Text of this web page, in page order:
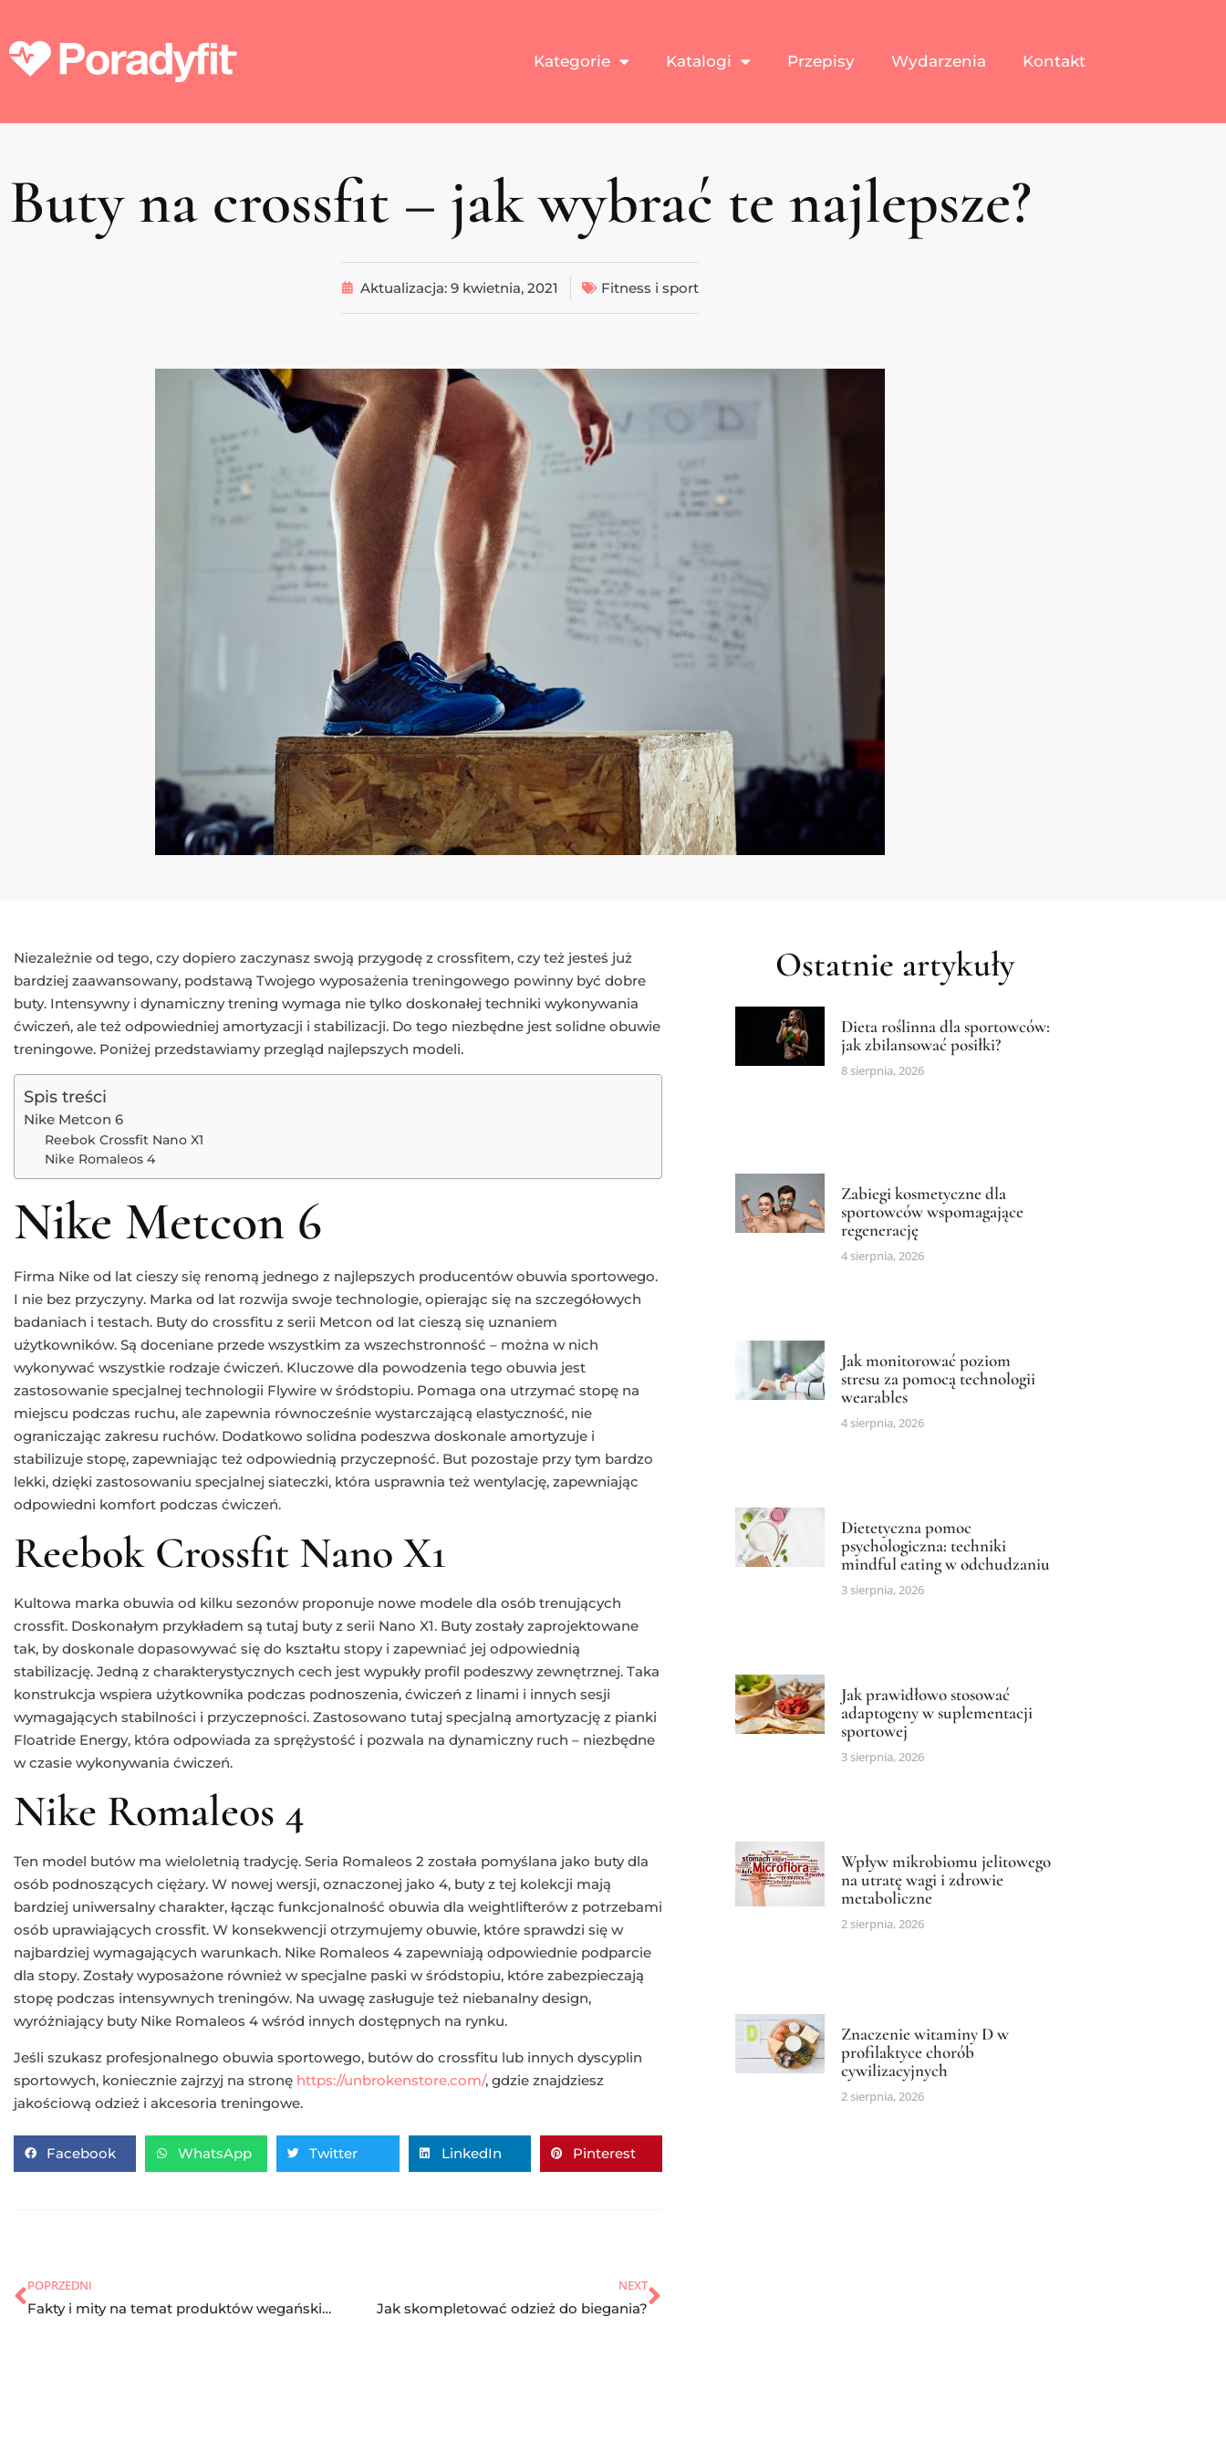
Kategorie Katalogi Przepisy Wydarzenia Kontakt
Buty na crossfit – jak wybrać te najlepsze?
Aktualizacja: 9 kwietnia, 2021 Fitness i sport
Niezależnie od tego, czy dopiero zaczynasz swoją przygodę z crossfitem, czy też jesteś już
bardziej zaawansowany, podstawą Twojego wyposażenia treningowego powinny być dobre
buty. Intensywny i dynamiczny trening wymaga nie tylko doskonałej techniki wykonywania
ćwiczeń, ale też odpowiedniej amortyzacji i stabilizacji. Do tego niezbędne jest solidne obuwie
treningowe. Poniżej przedstawiamy przegląd najlepszych modeli.
Spis treści
Nike Metcon 6
Reebok Crossfit Nano X1
Nike Romaleos 4
Nike Metcon 6
Firma Nike od lat cieszy się renomą jednego z najlepszych producentów obuwia sportowego.
I nie bez przyczyny. Marka od lat rozwija swoje technologie, opierając się na szczegółowych
badaniach i testach. Buty do crossfitu z serii Metcon od lat cieszą się uznaniem
użytkowników. Są doceniane przede wszystkim za wszechstronność – można w nich
wykonywać wszystkie rodzaje ćwiczeń. Kluczowe dla powodzenia tego obuwia jest
zastosowanie specjalnej technologii Flywire w śródstopiu. Pomaga ona utrzymać stopę na
miejscu podczas ruchu, ale zapewnia równocześnie wystarczającą elastyczność, nie
ograniczając zakresu ruchów. Dodatkowo solidna podeszwa doskonale amortyzuje i
stabilizuje stopę, zapewniając też odpowiednią przyczepność. But pozostaje przy tym bardzo
lekki, dzięki zastosowaniu specjalnej siateczki, która usprawnia też wentylację, zapewniając
odpowiedni komfort podczas ćwiczeń.
Reebok Crossfit Nano X1
Kultowa marka obuwia od kilku sezonów proponuje nowe modele dla osób trenujących
crossfit. Doskonałym przykładem są tutaj buty z serii Nano X1. Buty zostały zaprojektowane
tak, by doskonale dopasowywać się do kształtu stopy i zapewniać jej odpowiednią
stabilizację. Jedną z charakterystycznych cech jest wypukły profil podeszwy zewnętrznej. Taka
konstrukcja wspiera użytkownika podczas podnoszenia, ćwiczeń z linami i innych sesji
wymagających stabilności i przyczepności. Zastosowano tutaj specjalną amortyzację z pianki
Floatride Energy, która odpowiada za sprężystość i pozwala na dynamiczny ruch – niezbędne
w czasie wykonywania ćwiczeń.
Nike Romaleos 4
Ten model butów ma wieloletnią tradycję. Seria Romaleos 2 została pomyślana jako buty dla
osób podnoszących ciężary. W nowej wersji, oznaczonej jako 4, buty z tej kolekcji mają
bardziej uniwersalny charakter, łącząc funkcjonalność obuwia dla weightlifterów z potrzebami
osób uprawiających crossfit. W konsekwencji otrzymujemy obuwie, które sprawdzi się w
najbardziej wymagających warunkach. Nike Romaleos 4 zapewniają odpowiednie podparcie
dla stopy. Zostały wyposażone również w specjalne paski w śródstopiu, które zabezpieczają
stopę podczas intensywnych treningów. Na uwagę zasługuje też niebanalny design,
wyróżniający buty Nike Romaleos 4 wśród innych dostępnych na rynku.
Jeśli szukasz profesjonalnego obuwia sportowego, butów do crossfitu lub innych dyscyplin
sportowych, koniecznie zajrzyj na stronę https://unbrokenstore.com/, gdzie znajdziesz
jakościową odzież i akcesoria treningowe.
Facebook WhatsApp Twitter LinkedIn Pinterest
POPRZEDNI
Fakty i mity na temat produktów wegańskich
NEXT
Jak skompletować odzież do biegania?
Ostatnie artykuły
Dieta roślinna dla sportowców:
jak zbilansować posiłki?
8 sierpnia, 2026
Zabiegi kosmetyczne dla
sportowców wspomagające
regenerację
4 sierpnia, 2026
Jak monitorować poziom
stresu za pomocą technologii
wearables
4 sierpnia, 2026
Dietetyczna pomoc
psychologiczna: techniki
mindful eating w odchudzaniu
3 sierpnia, 2026
Jak prawidłowo stosować
adaptogeny w suplementacji
sportowej
3 sierpnia, 2026
Wpływ mikrobiomu jelitowego
na utratę wagi i zdrowie
metaboliczne
2 sierpnia, 2026
Znaczenie witaminy D w
profilaktyce chorób
cywilizacyjnych
2 sierpnia, 2026